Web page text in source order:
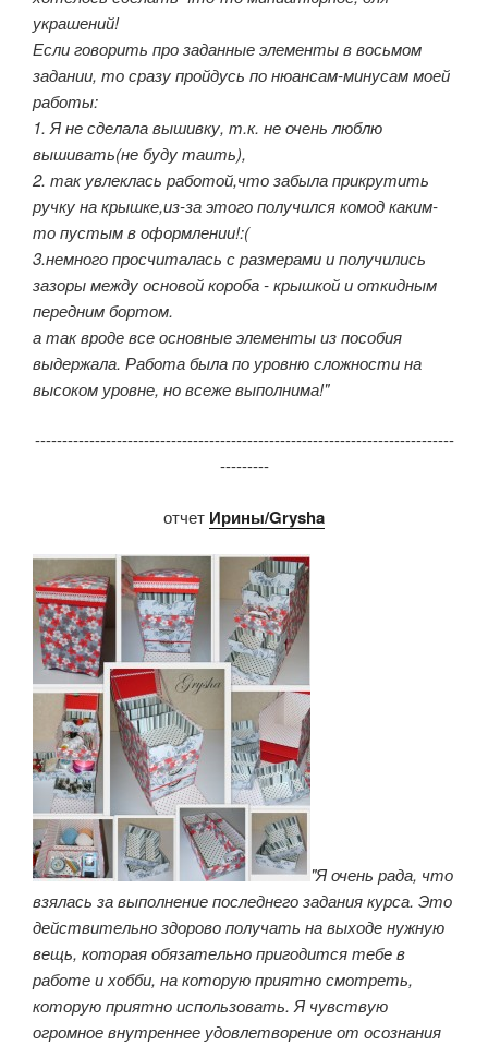
украшений!
Если говорить про заданные элементы в восьмом
задании, то сразу пройдусь по нюансам-минусам моей
работы:
1. Я не сделала вышивку, т.к. не очень люблю
вышивать(не буду таить),
2. так увлеклась работой,что забыла прикрутить
ручку на крышке,из-за этого получился комод каким-
то пустым в оформлении!:(
3.немного просчиталась с размерами и получились
зазоры между основой короба - крышкой и откидным
передним бортом.
а так вроде все основные элементы из пособия
выдержала. Работа была по уровню сложности на
высоком уровне, но всеже выполнима!"
-----------------------------------------------------------------------------
---------
отчет Ирины/Grysha
"Я очень рада, что
взялась за выполнение последнего задания курса. Это
действительно здорово получать на выходе нужную
вещь, которая обязательно пригодится тебе в
работе и хобби, на которую приятно смотреть,
которую приятно использовать. Я чувствую
огромное внутреннее удовлетворение от осознания